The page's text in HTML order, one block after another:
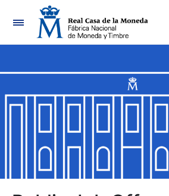
Navigation
Show/Hide
Show/Hide
Show/Hide